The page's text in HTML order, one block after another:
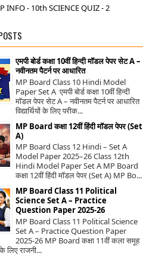
INFO - 10th SCIENCE QUIZ - 2
एमपी बोर्ड कक्षा 10वीं हिन्दी मॉडल पेपर सेट A –
नवीनतम पैटर्न पर आधारित
MP Board Class 10 Hindi Model
Paper Set A एमपी बोर्ड कक्षा 10वीं हिन्दी
मॉडल पेपर सेट A – नवीनतम पैटर्न पर आधारित
विद्यार्थियों के लिए परीक...
MP Board कक्षा 12वीं हिंदी मॉडल पेपर (Set
A)
MP Board Class 12 Hindi – Set A
Model Paper 2025–26 Class 12th
Hindi Model Paper Set A MP Board
कक्षा 12वीं हिंदी मॉडल पेपर (Set A) MP Bo...
MP Board Class 11 Political
Science Set A – Practice
Question Paper 2025-26
MP Board Class 11 Political Science
Set A – Practice Question Paper
2025-26 MP Board कक्षा 11वीं कला समूह
के लिए राजनी...